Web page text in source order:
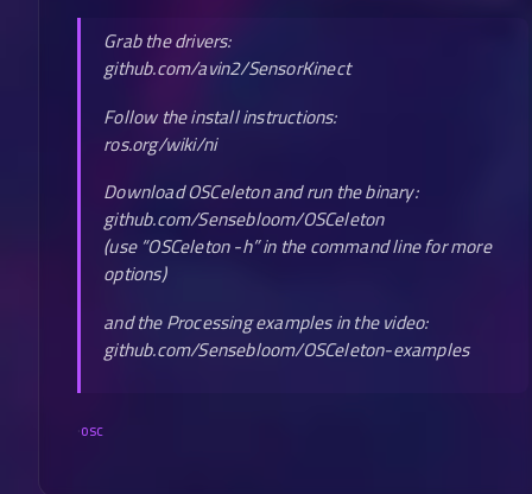
Grab the drivers:
github.com/​avin2/​SensorKinect
Follow the install instructions:
ros.org/​wiki/​ni
Download OSCeleton and run the binary:
github.com/​Sensebloom/​OSCeleton
(use “OSCeleton -h” in the command line for more
options)
and the Processing examples in the video:
github.com/​Sensebloom/​OSCeleton-examples
·osc